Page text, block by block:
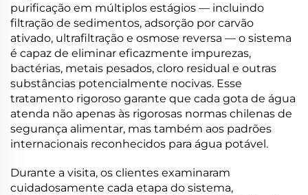
purificação em múltiplos estágios — incluindo
filtração de sedimentos, adsorção por carvão
ativado, ultrafiltração e osmose reversa — o sistema
é capaz de eliminar eficazmente impurezas,
bactérias, metais pesados, cloro residual e outras
substâncias potencialmente nocivas. Esse
tratamento rigoroso garante que cada gota de água
atenda não apenas às rigorosas normas chilenas de
segurança alimentar, mas também aos padrões
internacionais reconhecidos para água potável.
Durante a visita, os clientes examinaram
cuidadosamente cada etapa do sistema,